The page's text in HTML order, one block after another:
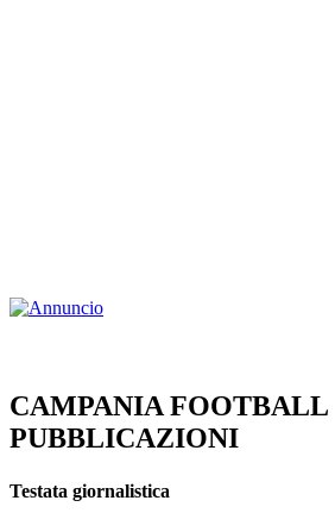
CAMPANIA FOOTBALL
PUBBLICAZIONI
Testata giornalistica